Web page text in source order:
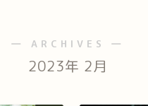
― ARCHIVES ―
2023年 2月